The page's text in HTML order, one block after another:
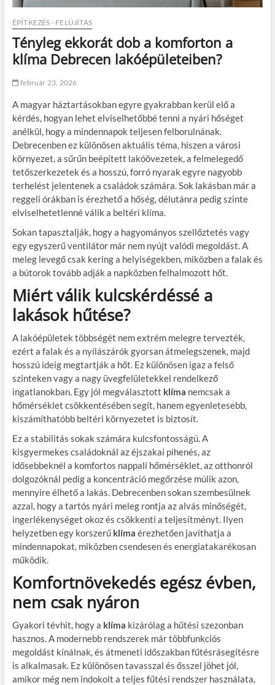
ÉPÍTKEZÉS - FELÚJÍTÁS
Tényleg ekkorát dob a komforton a
klíma Debrecen lakóépületeiben?
február 23, 2026
A magyar háztartásokban egyre gyakrabban kerül elő a
kérdés, hogyan lehet elviselhetőbbé tenni a nyári hőséget
anélkül, hogy a mindennapok teljesen felborulnának.
Debrecenben ez különösen aktuális téma, hiszen a városi
környezet, a sűrűn beépített lakóövezetek, a felmelegedő
tetőszerkezetek és a hosszú, forró nyarak egyre nagyobb
terhelést jelentenek a családok számára. Sok lakásban már a
reggeli órákban is érezhető a hőség, délutánra pedig szinte
elviselhetetlenné válik a beltéri klíma.
Sokan tapasztalják, hogy a hagyományos szellőztetés vagy
egy egyszerű ventilátor már nem nyújt valódi megoldást. A
meleg levegő csak kering a helyiségekben, miközben a falak és
a bútorok tovább adják a napközben felhalmozott hőt.
Miért válik kulcskérdéssé a
lakások hűtése?
A lakóépületek többségét nem extrém melegre tervezték,
ezért a falak és a nyílászárók gyorsan átmelegszenek, majd
hosszú ideig megtartják a hőt. Ez különösen igaz a felső
szinteken vagy a nagy üvegfelületekkel rendelkező
ingatlanokban. Egy jól megválasztott klíma nemcsak a
hőmérséklet csökkentésében segít, hanem egyenletesebb,
kiszámíthatóbb beltéri környezetet is biztosít.
Ez a stabilitás sokak számára kulcsfontosságú. A
kisgyermekes családoknál az éjszakai pihenés, az
idősebbeknél a komfortos nappali hőmérséklet, az otthonról
dolgozóknál pedig a koncentráció megőrzése múlik azon,
mennyire élhető a lakás. Debrecenben sokan szembesülnek
azzal, hogy a tartós nyári meleg rontja az alvás minőségét,
ingerlékenységet okoz és csökkenti a teljesítményt. Ilyen
helyzetben egy korszerű klíma érezhetően javíthatja a
mindennapokat, miközben csendesen és energiatakarékosan
működik.
Komfortnövekedés egész évben,
nem csak nyáron
Gyakori tévhit, hogy a klíma kizárólag a hűtési szezonban
hasznos. A modernebb rendszerek már többfunkciós
megoldást kínálnak, és átmeneti időszakban fűtésrásegítésre
is alkalmasak. Ez különösen tavasszal és ősszel jöhet jól,
amikor még nem indokolt a teljes fűtési rendszer használata,